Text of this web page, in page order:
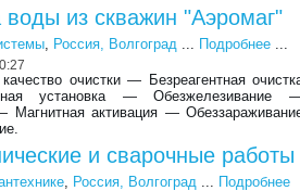
воды из скважин "Аэромаг"
, Россия, Волгоград ... Подробнее ...
очистки — Безреагентная
установка — Обезжелезивание
Магнитная активация —
и сварочные работы
, Россия, Волгоград ... Подробнее